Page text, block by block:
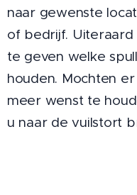
naar gewenste
of bedrijf. Uiteraard
te geven welke
houden. Mochten
meer wenst te
u naar de vuilstort